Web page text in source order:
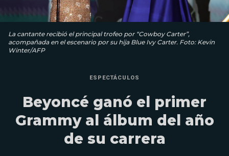
La cantante recibió el principal trofeo por “Cowboy Carter”,
acompañada en el escenario por su hija Blue Ivy Carter. Foto: Kevin
Winter/AFP
ESPECTÁCULOS
Beyoncé ganó el primer
Grammy al álbum del año
de su carrera